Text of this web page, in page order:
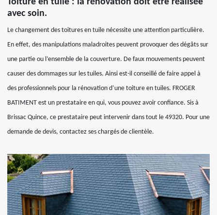
Toiture en tuile : la rénovation doit être réalisée
avec soin.
Le changement des toitures en tuile nécessite une attention particulière.
En effet, des manipulations maladroites peuvent provoquer des dégâts sur
une partie ou l’ensemble de la couverture. De faux mouvements peuvent
causer des dommages sur les tuiles. Ainsi est-il conseillé de faire appel à
des professionnels pour la rénovation d’une toiture en tuiles. FROGER
BATIMENT est un prestataire en qui, vous pouvez avoir confiance. Sis à
Brissac Quince, ce prestataire peut intervenir dans tout le 49320. Pour une
demande de devis, contactez ses chargés de clientèle.